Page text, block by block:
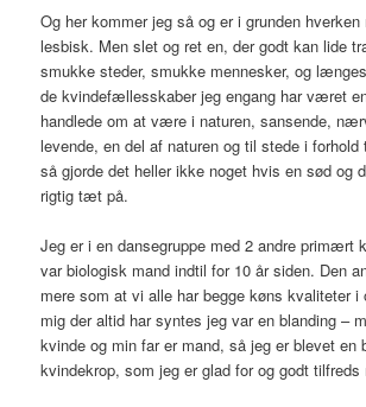
Og her kommer jeg så og er i grunden hverken
lesbisk. Men slet og ret en, der godt kan lide
smukke steder, smukke mennesker, og
de kvindefællesskaber jeg engang har været
handlede om at være i naturen, sansende,
levende, en del af naturen og til stede i forhold
så gjorde det heller ikke noget hvis en sød og
rigtig tæt på.
Jeg er i en dansegruppe med 2 andre primært
var biologisk mand indtil for 10 år siden. Den
mere som at vi alle har begge køns kvaliteter i
mig der altid har syntes jeg var en blanding –
kvinde og min far er mand, så jeg er blevet en
kvindekrop, som jeg er glad for og godt tilfreds